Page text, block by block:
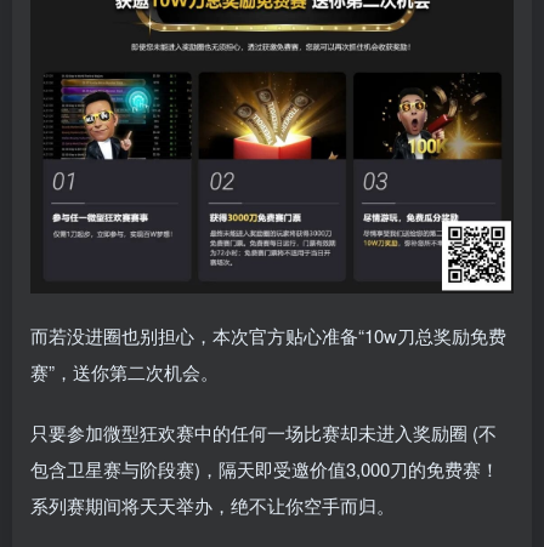
而若没进圈也别担心，本次官方贴心准备“10w刀总奖励免费
赛”，送你第二次机会。
只要参加微型狂欢赛中的任何一场比赛却未进入奖励圈 (不
包含卫星赛与阶段赛)，隔天即受邀价值3,000刀的免费赛！
系列赛期间将天天举办，绝不让你空手而归。